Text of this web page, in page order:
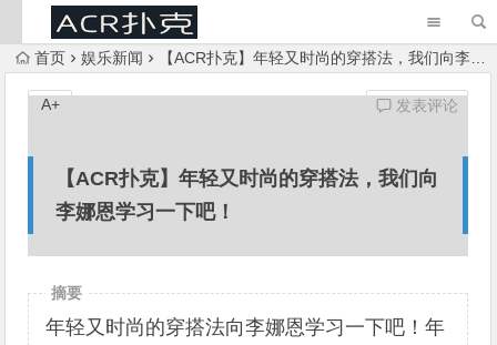
首页 娱乐新闻 【ACR扑克】年轻又时尚的穿搭法，我们向李娜恩学习一下吧！
【ACR扑克】年轻又时尚的穿搭法，我们向
李娜恩学习一下吧！
发表评论
A+
摘要
年轻又时尚的穿搭法向李娜恩学习一下吧！年